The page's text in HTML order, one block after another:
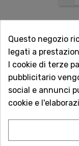
AGGIUNGI AL
Ultimi articoli
Dal
1.000
Questo negozio
legati a
I cookie di terze
pubblicitario
social e annunci
cookie e